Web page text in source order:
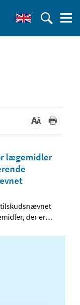
lægemidler
der er…